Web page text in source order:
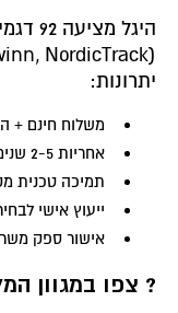
היגל
יתרונות:
משלוח חינם +
אחריות 2-5 שנים על שלד
תמיכה טכנית
ייעוץ אישי
אישור ספק
? צפו במגוון המלא של 92